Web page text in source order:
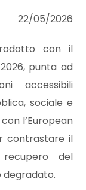
22/05/2026
con il
punta ad
accessibili
sociale e
l’European
contrastare il
del
degradato.